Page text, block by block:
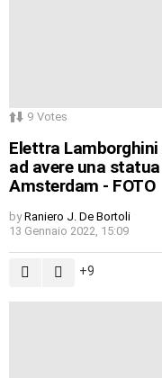
9 Votes
Elettra
ad avere una
Amsterdam - FOTO
by Raniero J. De Bortoli
13 Gennaio 2022, 15:09
9